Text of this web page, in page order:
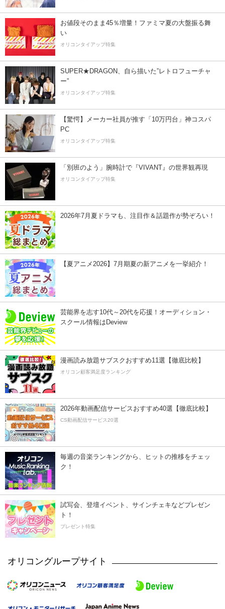
お値段そのまま45％増量！ファミマ夏の大盤振る舞
い
オリコンタイアップ特集
SUPER★DRAGON、自ら描いた”レトロフューチャ
ー”
オリコンタイアップ特集
【驚愕】メーカー社員が推す「10万円台」神コスパ
PC
オリコンタイアップ特集
「別班のよう」腕時計で『VIVANT』の世界観再現
オリコンタイアップ特集
2026年7月夏ドラマも、注目作＆話題作が勢ぞろい！
【夏アニメ2026】7月期夏の新アニメを一挙紹介！
芸能界を志す10代～20代を応援！オーディション・
スクール情報はDeview
漫画読み放題サブスクおすすめ11選【徹底比較】
オリコン顧客満足度ランキング
2026年動画配信サービスおすすめ40選【徹底比較】
CS動画配信サービス20選
毎週の音楽ランキングから、ヒットの推移をチェッ
ク！
試写会、登壇イベント、サインチェキなどプレゼン
ト！
プレゼント特集
オリコングループサイト